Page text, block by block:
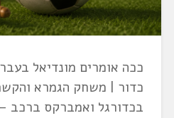
ככה אומרים מונדיאל
כדור | משחק הגמרא
בכדורגל ואמברקס ברכב